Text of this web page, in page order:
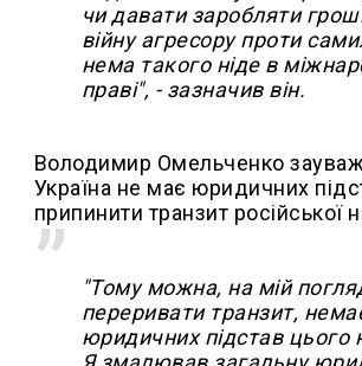
чи давати заробляти
війну агресору проти
нема такого ніде в
праві", - зазначив він.
Володимир Омельченко
Україна не має юридичних
припинити транзит російської
"Тому можна, на мій
переривати транзит,
юридичних підстав цього